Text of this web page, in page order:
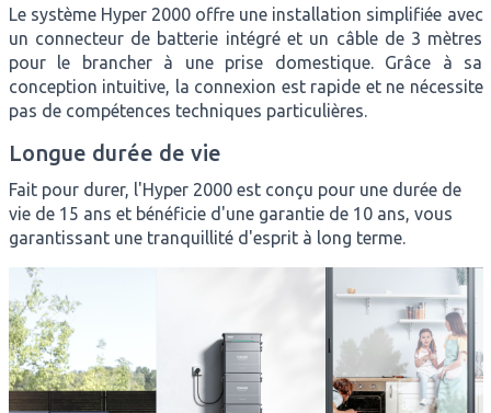
Le système Hyper 2000 offre une installation simplifiée avec
un connecteur de batterie intégré et un câble de 3 mètres
pour le brancher à une prise domestique. Grâce à sa
conception intuitive, la connexion est rapide et ne nécessite
pas de compétences techniques particulières.
Longue durée de vie
Fait pour durer, l'Hyper 2000 est conçu pour une durée de
vie de 15 ans et bénéficie d'une garantie de 10 ans, vous
garantissant une tranquillité d'esprit à long terme.